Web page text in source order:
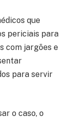
que
periciais para
com jargões e
para servir
o caso, o